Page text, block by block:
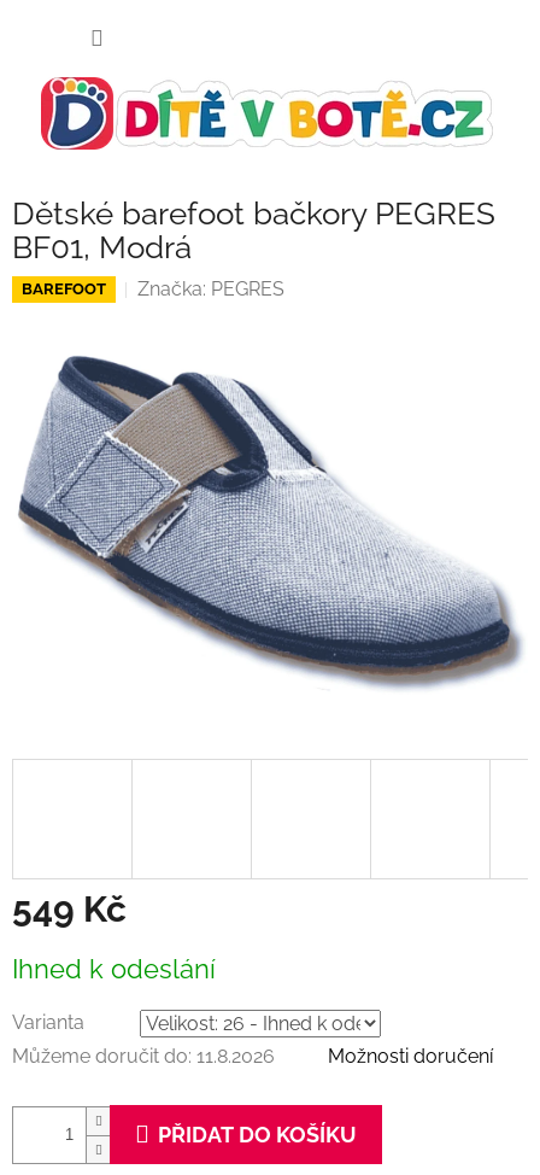
Dětské barefoot bačkory PEGRES
BF01, Modrá
BAREFOOT Značka: PEGRES
549 Kč
cena:
Ihned k odeslání
Varianta
Můžeme doručit do: 11.8.2026 Možnosti doručení
PŘIDAT DO KOŠÍKU